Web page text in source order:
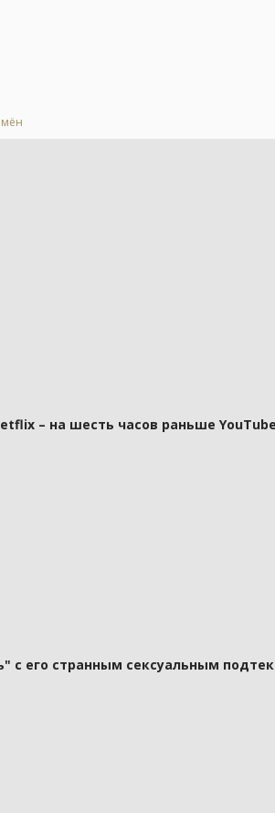
– на шесть часов раньше YouTube
его странным сексуальным